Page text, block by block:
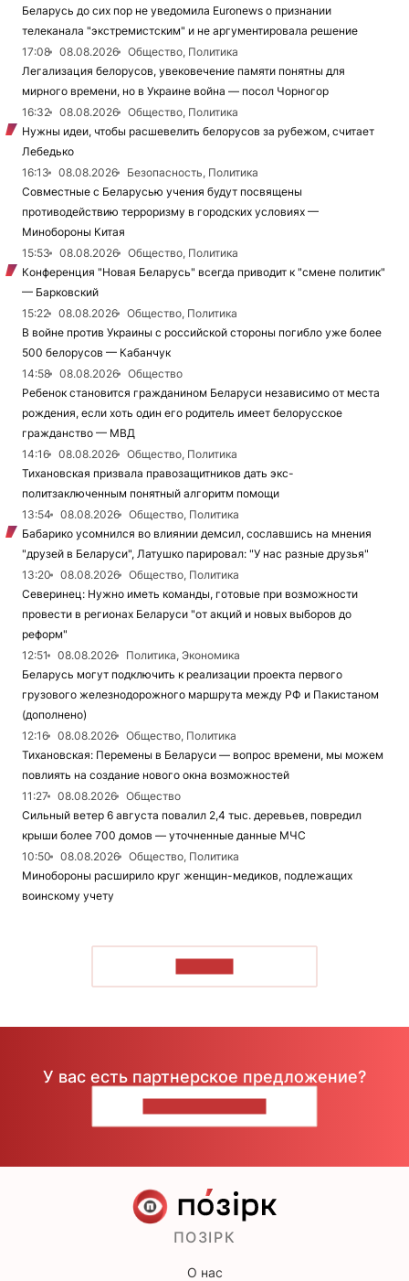
Беларусь до сих пор не уведомила Euronews о признании
телеканала "экстремистским" и не аргументировала решение
17:08
08.08.2026
Общество, Политика
Легализация белорусов, увековечение памяти понятны для
мирного времени, но в Украине война — посол Чорногор
16:32
08.08.2026
Общество, Политика
Нужны идеи, чтобы расшевелить белорусов за рубежом, считает
Лебедько
16:13
08.08.2026
Безопасность, Политика
Совместные с Беларусью учения будут посвящены
противодействию терроризму в городских условиях —
Минобороны Китая
15:53
08.08.2026
Общество, Политика
Конференция "Новая Беларусь" всегда приводит к "смене политик"
— Барковский
15:22
08.08.2026
Общество, Политика
В войне против Украины с российской стороны погибло уже более
500 белорусов — Кабанчук
14:58
08.08.2026
Общество
Ребенок становится гражданином Беларуси независимо от места
рождения, если хоть один его родитель имеет белорусское
гражданство — МВД
14:16
08.08.2026
Общество, Политика
Тихановская призвала правозащитников дать экс-
политзаключенным понятный алгоритм помощи
13:54
08.08.2026
Общество, Политика
Бабарико усомнился во влиянии демсил, сославшись на мнения
"друзей в Беларуси", Латушко парировал: "У нас разные друзья"
13:20
08.08.2026
Общество, Политика
Северинец: Нужно иметь команды, готовые при возможности
провести в регионах Беларуси "от акций и новых выборов до
реформ"
12:51
08.08.2026
Политика, Экономика
Беларусь могут подключить к реализации проекта первого
грузового железнодорожного маршрута между РФ и Пакистаном
(дополнено)
12:16
08.08.2026
Общество, Политика
Тихановская: Перемены в Беларуси — вопрос времени, мы можем
повлиять на создание нового окна возможностей
11:27
08.08.2026
Общество
Сильный ветер 6 августа повалил 2,4 тыс. деревьев, повредил
крыши более 700 домов — уточненные данные МЧС
10:50
08.08.2026
Общество, Политика
Минобороны расширило круг женщин-медиков, подлежащих
воинскому учету
У вас есть партнерское предложение?
ПОЗІРК
О нас